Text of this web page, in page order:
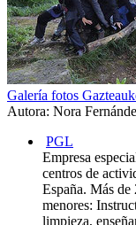
Galería fotos
Autora: Nora
PGL
Empresa
centros de
España. Más de
menores:
limpieza,